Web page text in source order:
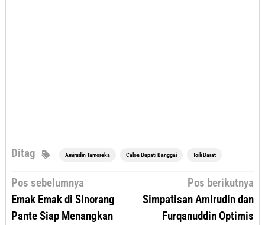
Ditag Amirudin Tamoreka Calon Bupati Banggai Toili Barat
Navigasi
Pos sebelumnya
Emak Emak di Sinorang
Pante Siap Menangkan
Pos berikutnya
Simpatisan Amirudin dan
Furqanuddin Optimis